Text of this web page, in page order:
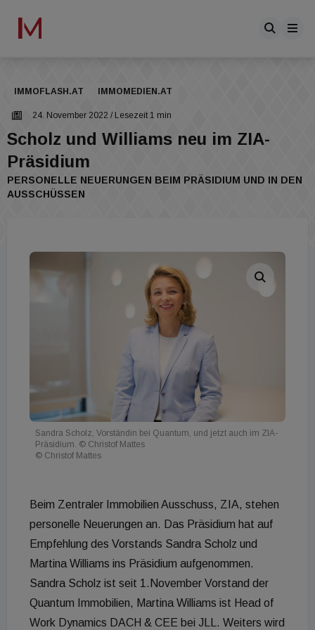
IMMOFLASH.AT IMMOMEDIEN.AT
24. November 2022 / Lesezeit 1 min
Scholz und Williams neu im ZIA-
Präsidium
PERSONELLE NEUERUNGEN BEIM PRÄSIDIUM UND IN DEN
AUSSCHÜSSEN
Sandra Scholz, Vorständin bei Quantum, und jetzt auch im ZIA-
Präsidium. © Christof Mattes
© Christof Mattes
Beim Zentraler Immobilien Ausschuss, ZIA, stehen
personelle Neuerungen an. Das Präsidium hat auf
Empfehlung des Vorstands Sandra Scholz und
Martina Williams ins Präsidium aufgenommen.
Sandra Scholz ist seit 1.November Vorstand der
Quantum Immobilien, Martina Williams ist Head of
Work Dynamics DACH & CEE bei JLL. Weiters wird